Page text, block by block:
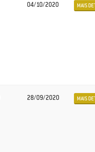
04/10/2020 MAIS
28/09/2020 MAIS